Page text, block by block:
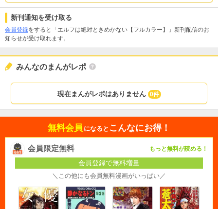
新刊通知を受け取る
会員登録をすると「エルフは絶対ときめかない【フルカラー】」新刊配信のお
知らせが受け取れます。
みんなのまんがレポ
現在まんがレポはありません 0件
無料会員 になると こんなにお得！
会員限定無料 もっと無料が読める！
会員登録で無料増量
＼この他にも会員無料漫画がいっぱい／